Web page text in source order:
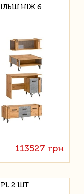
НІЖ 6
113527 грн
2 ШТ